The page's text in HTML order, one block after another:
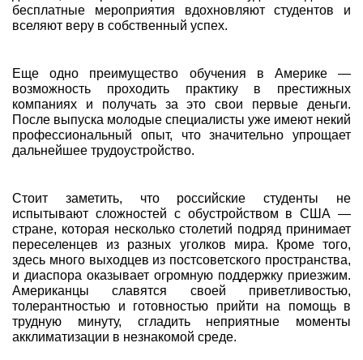
бесплатные мероприятия вдохновляют студентов и
вселяют веру в собственный успех.
Еще одно преимущество обучения в Америке —
возможность проходить практику в престижных
компаниях и получать за это свои первые деньги.
После выпуска молодые специалисты уже имеют некий
профессиональный опыт, что значительно упрощает
дальнейшее трудоустройство.
Стоит заметить, что российские студенты не
испытывают сложностей с обустройством в США —
стране, которая несколько столетий подряд принимает
переселенцев из разных уголков мира. Кроме того,
здесь много выходцев из постсоветского пространства,
и диаспора оказывает огромную поддержку приезжим.
Американцы славятся своей приветливостью,
толерантностью и готовностью прийти на помощь в
трудную минуту, сгладить неприятные моменты
акклиматизации в незнакомой среде.